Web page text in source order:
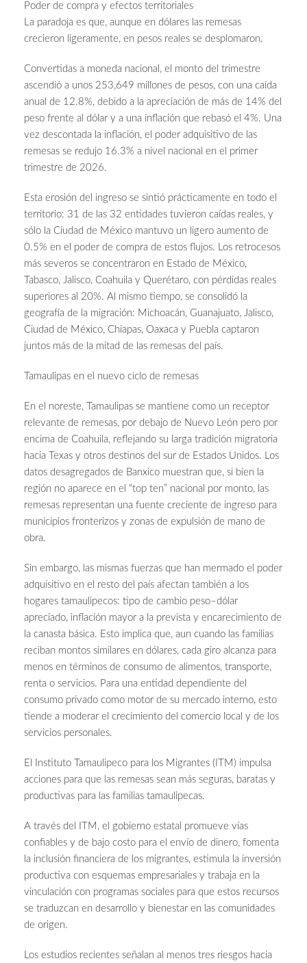
Poder de compra y efectos territoriales
La paradoja es que, aunque en dólares las remesas
crecieron ligeramente, en pesos reales se desplomaron.
Convertidas a moneda nacional, el monto del trimestre
ascendió a unos 253,649 millones de pesos, con una caída
anual de 12.8%, debido a la apreciación de más de 14% del
peso frente al dólar y a una inflación que rebasó el 4%. Una
vez descontada la inflación, el poder adquisitivo de las
remesas se redujo 16.3% a nivel nacional en el primer
trimestre de 2026.
Esta erosión del ingreso se sintió prácticamente en todo el
territorio: 31 de las 32 entidades tuvieron caídas reales, y
sólo la Ciudad de México mantuvo un ligero aumento de
0.5% en el poder de compra de estos flujos. Los retrocesos
más severos se concentraron en Estado de México,
Tabasco, Jalisco, Coahuila y Querétaro, con pérdidas reales
superiores al 20%. Al mismo tiempo, se consolidó la
geografía de la migración: Michoacán, Guanajuato, Jalisco,
Ciudad de México, Chiapas, Oaxaca y Puebla captaron
juntos más de la mitad de las remesas del país.
Tamaulipas en el nuevo ciclo de remesas
En el noreste, Tamaulipas se mantiene como un receptor
relevante de remesas, por debajo de Nuevo León pero por
encima de Coahuila, reflejando su larga tradición migratoria
hacia Texas y otros destinos del sur de Estados Unidos. Los
datos desagregados de Banxico muestran que, si bien la
región no aparece en el “top ten” nacional por monto, las
remesas representan una fuente creciente de ingreso para
municipios fronterizos y zonas de expulsión de mano de
obra.
Sin embargo, las mismas fuerzas que han mermado el poder
adquisitivo en el resto del país afectan también a los
hogares tamaulipecos: tipo de cambio peso–dólar
apreciado, inflación mayor a la prevista y encarecimiento de
la canasta básica. Esto implica que, aun cuando las familias
reciban montos similares en dólares, cada giro alcanza para
menos en términos de consumo de alimentos, transporte,
renta o servicios. Para una entidad dependiente del
consumo privado como motor de su mercado interno, esto
tiende a moderar el crecimiento del comercio local y de los
servicios personales.
El Instituto Tamaulipeco para los Migrantes (ITM) impulsa
acciones para que las remesas sean más seguras, baratas y
productivas para las familias tamaulipecas.
A través del ITM, el gobierno estatal promueve vías
confiables y de bajo costo para el envío de dinero, fomenta
la inclusión financiera de los migrantes, estimula la inversión
productiva con esquemas empresariales y trabaja en la
vinculación con programas sociales para que estos recursos
se traduzcan en desarrollo y bienestar en las comunidades
de origen.
Los estudios recientes señalan al menos tres riesgos hacia